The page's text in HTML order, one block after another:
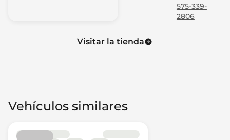
575-339-
2806
Visitar la tienda
Vehículos similares